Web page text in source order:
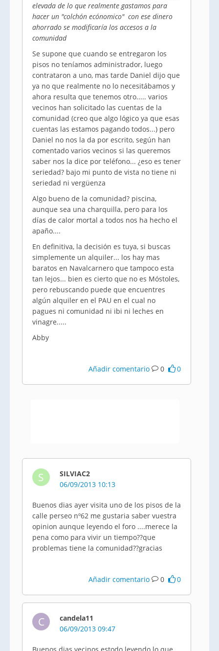
elevada de lo que realmente gastamos para
hacer un "colchón ecónomico" con ese dinero
ahorrado se modificaría los accesos a la
comunidad
Se supone que cuando se entregaron los
pisos no teníamos administrador, luego
contrataron a uno, mas tarde Daniel dijo que
ya no que realmente no lo necesitábamos y
ahora resulta que tenemos otro..... varios
vecinos han solicitado las cuentas de la
comunidad (creo que algo lógico ya que esas
cuentas las estamos pagando todos...) pero
Daniel no nos la da por escrito, según han
comentado varios vecinos si las queremos
saber nos la dice por teléfono... ¿eso es tener
seriedad? bajo mi punto de vista no tiene ni
seriedad ni vergüenza
Algo bueno de la comunidad? piscina,
aunque sea una charquilla, pero para los
días de calor mortal a todos nos ha hecho el
apaño....
En definitiva, la decisión es tuya, si buscas
simplemente un alquiler... los hay mas
baratos en Navalcarnero que tampoco esta
tan lejos... bien es cierto que no es Móstoles,
pero rebuscando puede que encuentres
algún alquiler en el PAU en el cual no
pagues ni comunidad ni ibi ni leches en
vinagre.....
Abby
Añadir comentario 0 0
S
SILVIAC2
06/09/2013 10:13
Buenos dias ayer visita uno de los pisos de la
calle perseo nº62 me gustaria saber vuestra
opinion aunque leyendo el foro ....merece la
pena como para vivir un tiempo??que
problemas tiene la comunidad??gracias
Añadir comentario 0 0
C
candela11
06/09/2013 09:47